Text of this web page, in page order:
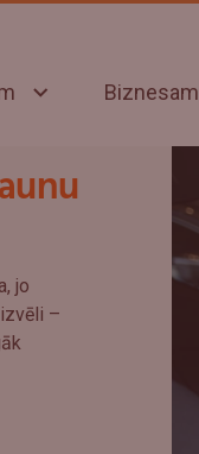
Biznesam
jo
–